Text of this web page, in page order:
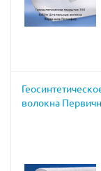
волокна